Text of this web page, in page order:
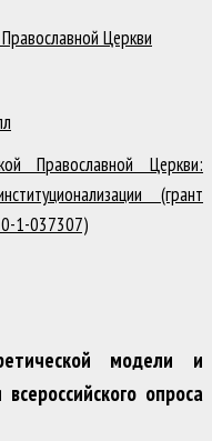
Церкви
Православной Церкви:
(грант
1-037307)
модели и
опроса